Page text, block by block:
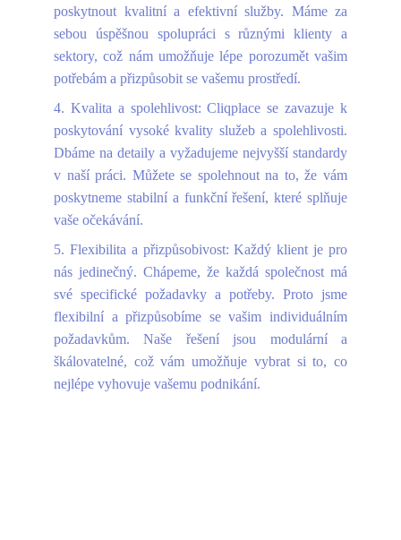
poskytnout kvalitní a efektivní služby. Máme za
sebou úspěšnou spolupráci s různými klienty a
sektory, což nám umožňuje lépe porozumět vašim
potřebám a přizpůsobit se vašemu prostředí.
4. Kvalita a spolehlivost: Cliqplace se zavazuje k
poskytování vysoké kvality služeb a spolehlivosti.
Dbáme na detaily a vyžadujeme nejvyšší standardy
v naší práci. Můžete se spolehnout na to, že vám
poskytneme stabilní a funkční řešení, které splňuje
vaše očekávání.
5. Flexibilita a přizpůsobivost: Každý klient je pro
nás jedinečný. Chápeme, že každá společnost má
své specifické požadavky a potřeby. Proto jsme
flexibilní a přizpůsobíme se vašim individuálním
požadavkům. Naše řešení jsou modulární a
škálovatelné, což vám umožňuje vybrat si to, co
nejlépe vyhovuje vašemu podnikání.